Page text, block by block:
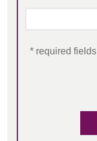
* required fields